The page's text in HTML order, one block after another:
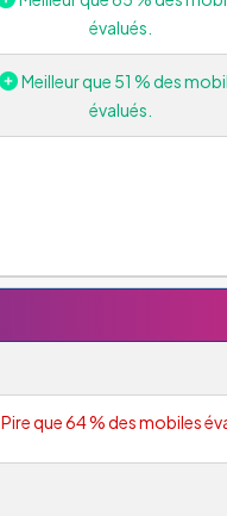
évalués.
Meilleur que 51 % des
évalués.
Pire que 64 % des mobiles